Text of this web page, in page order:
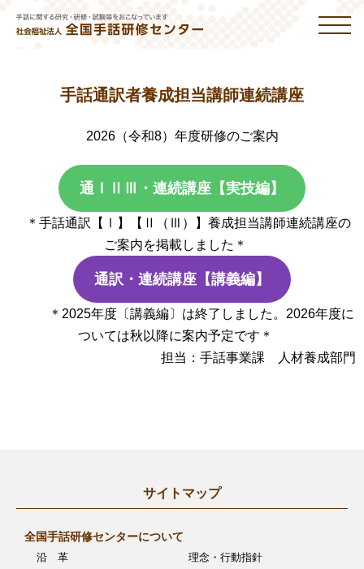
手話通訳者養成担当講師連続講座
2026（令和8）年度研修のご案内
通ⅠⅡⅢ・連続講座【実技編】
＊手話通訳【Ⅰ】【Ⅱ（Ⅲ）】養成担当講師連続講座の
ご案内を掲載しました＊
通訳・連続講座【講義編】
＊2025年度〔講義編〕は終了しました。2026年度に
ついては秋以降に案内予定です＊
担当：手話事業課 人材養成部門
サイトマップ
全国手話研修センターについて
沿 革
理念・行動指針